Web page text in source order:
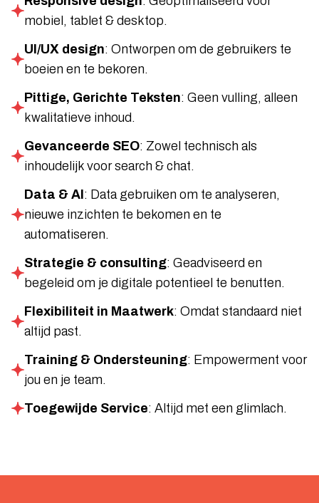
mobiel, tablet & desktop.
UI/UX design: Ontworpen om de gebruikers te
boeien en te bekoren.
Pittige, Gerichte Teksten: Geen vulling, alleen
kwalitatieve inhoud.
Gevanceerde SEO: Zowel technisch als
inhoudelijk voor search & chat.
Data & AI : Data gebruiken om te analyseren,
nieuwe inzichten te bekomen en te
automatiseren.
Strategie & consulting: Geadviseerd en
begeleid om je digitale potentieel te benutten.
Flexibiliteit in Maatwerk: Omdat standaard niet
altijd past.
Training & Ondersteuning: Empowerment voor
jou en je team.
Toegewijde Service: Altijd met een glimlach.